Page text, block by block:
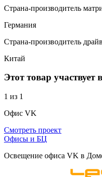
Страна-производитель
Германия
Страна-производитель
Китай
Этот товар участвует
1 из 1
Офис VK
Смотреть проект
Офисы и БЦ
Освещение офиса VK в